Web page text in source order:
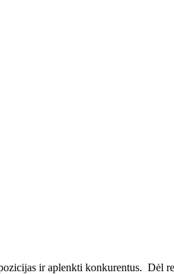
ir aplenkti konkurentus. Dėl